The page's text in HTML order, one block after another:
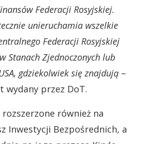
Federacji Rosyjskiej.
unieruchamia wszelkie
Federacji Rosyjskiej
Stanach Zjednoczonych lub
gdziekolwiek się znajdują –
wydany przez DoT.
rozszerzone również na
Inwestycji Bezpośrednich, a